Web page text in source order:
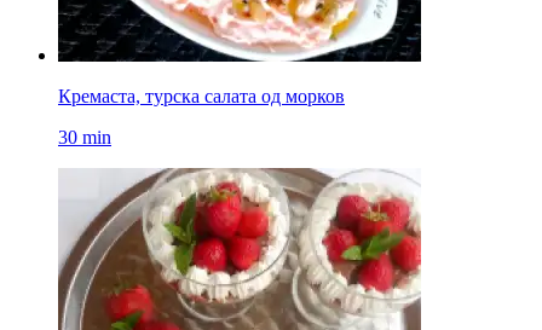
Кремаста, турска салата од морков
30 min